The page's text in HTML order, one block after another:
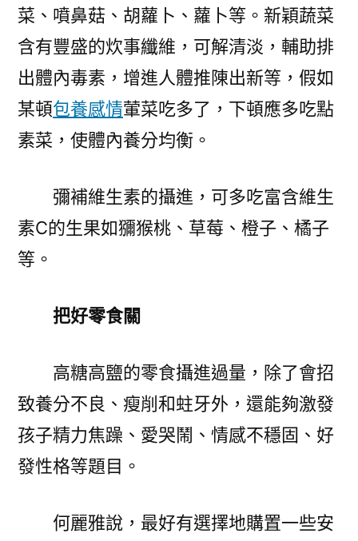
菜、噴鼻菇、胡蘿卜、蘿卜等。新穎蔬菜
含有豐盛的炊事纖維，可解清淡，輔助排
出體內毒素，增進人體推陳出新等，假如
某頓包養感情葷菜吃多了，下頓應多吃點
素菜，使體內養分均衡。
彌補維生素的攝進，可多吃富含維生
素C的生果如獼猴桃、草莓、橙子、橘子
等。
把好零食關
高糖高鹽的零食攝進過量，除了會招
致養分不良、瘦削和蛀牙外，還能夠激發
孩子精力焦躁、愛哭鬧、情感不穩固、好
發性格等題目。
何麗雅說，最好有選擇地購置一些安